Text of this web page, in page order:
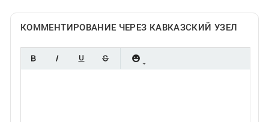
КОММЕНТИРОВАНИЕ ЧЕРЕЗ КАВКАЗСКИЙ УЗЕЛ